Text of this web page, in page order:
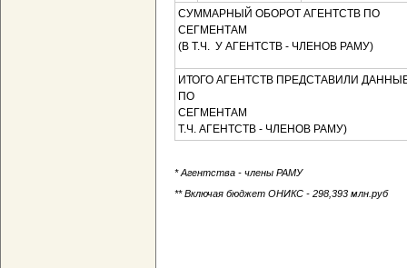
СУММАРНЫЙ ОБОРОТ АГЕНТСТВ ПО
(В Т.Ч. У АГЕНТСТВ - ЧЛЕНОВ РАМУ)
ИТОГО АГЕНТСТВ ПРЕДСТАВИЛИ
ПО
СЕГМЕНТАМ
Т.Ч. АГЕНТСТВ - ЧЛЕНОВ РАМУ)
* Агентства - члены РАМУ
** Включая бюджет ОНИКС - 298,393 млн.руб